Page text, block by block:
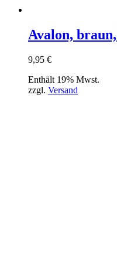
Avalon,
9,95 €
Enthält 19% Mwst.
zzgl. Versand